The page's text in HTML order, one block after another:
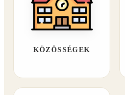
KÖZÖSSÉGEK